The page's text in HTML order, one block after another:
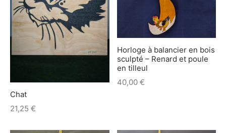
Chat
21,25 €
Horloge à balancier en bois
sculpté – Renard et poule
en tilleul
40,00 €